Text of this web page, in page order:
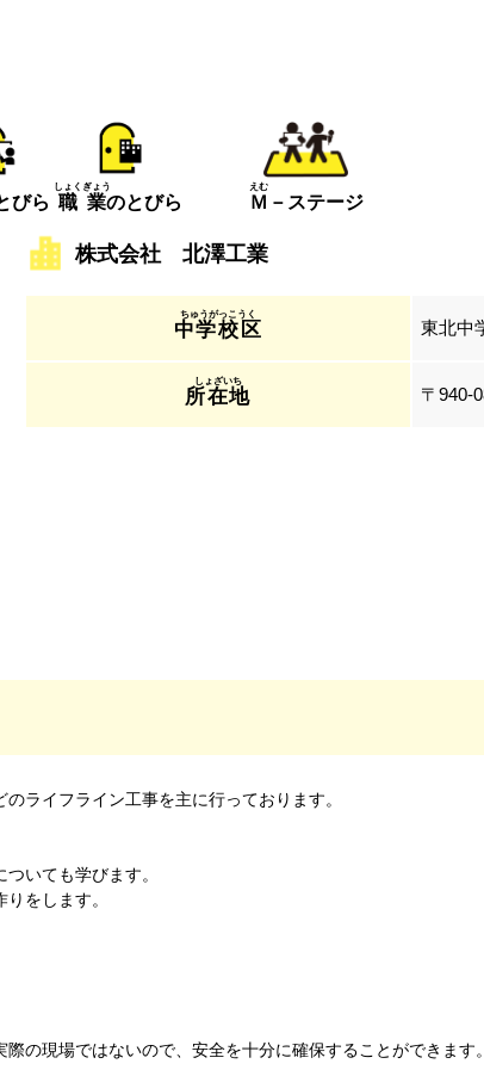
びら 職業
しょくぎょう
のとびら Ｍ
えむ
－ステージ
株式会社 北澤工業
中学校区 東北中
所在地 〒940-
ライフライン工事を主に行っております。
いても学びます。
をします。
の現場ではないので、安全を十分に確保することができます。